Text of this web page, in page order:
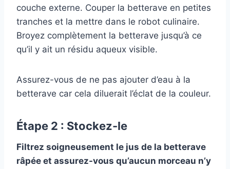
couche externe. Couper la betterave en petites
tranches et la mettre dans le robot culinaire.
Broyez complètement la betterave jusqu’à ce
qu’il y ait un résidu aqueux visible.
Assurez-vous de ne pas ajouter d’eau à la
betterave car cela diluerait l’éclat de la couleur.
Étape 2 : Stockez-le
Filtrez soigneusement le jus de la betterave
râpée et assurez-vous qu’aucun morceau n’y